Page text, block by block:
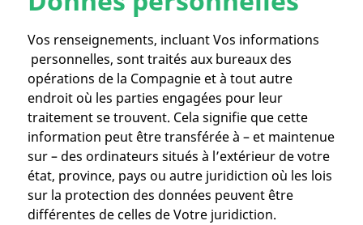
Vos renseignements, incluant Vos informations
personnelles, sont traités aux bureaux des
opérations de la Compagnie et à tout autre
endroit où les parties engagées pour leur
traitement se trouvent. Cela signifie que cette
information peut être transférée à – et maintenue
sur – des ordinateurs situés à l’extérieur de votre
état, province, pays ou autre juridiction où les lois
sur la protection des données peuvent être
différentes de celles de Votre juridiction.